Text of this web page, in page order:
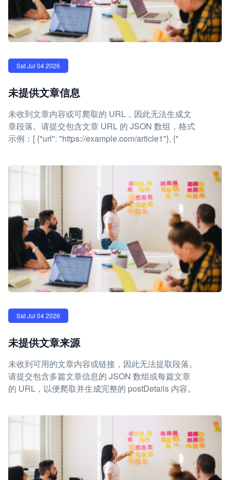
Sat Jul 04 2026
未提供文章信息
未收到文章内容或可爬取的 URL，因此无法生成文
章段落。请提交包含文章 URL 的 JSON 数组，格式
示例：[ {"url": "https://example.com/article1"}, {"
Sat Jul 04 2026
未提供文章来源
未收到可用的文章内容或链接，因此无法提取段落。
请提交包含多篇文章信息的 JSON 数组或每篇文章
的 URL，以便爬取并生成完整的 postDetails 内容。